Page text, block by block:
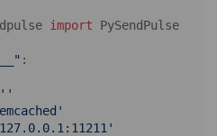
import PySendPulse
:
''